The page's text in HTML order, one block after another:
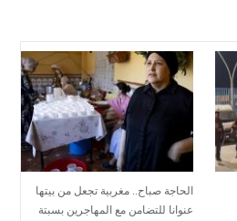
الحاجة صباح.. مغربية تجعل من بيتها
عنوانا للتضامن مع المهاجرين بسبتة